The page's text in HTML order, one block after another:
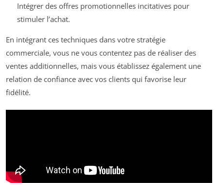
Intégrer des offres promotionnelles incitatives pour
stimuler l’achat.
En intégrant ces techniques dans votre stratégie
commerciale, vous ne vous contentez pas de réaliser des
ventes additionnelles, mais vous établissez également une
relation de confiance avec vos clients qui favorise leur
fidélité.